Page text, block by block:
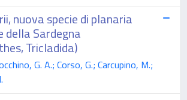
nuova specie di planaria
della Sardegna
Tricladida)
G. A.; Corso, G.; Carcupino, M.;